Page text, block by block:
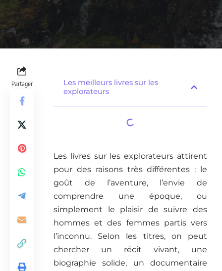
Partager
Les meilleurs livres sur les
explorateurs
Les livres sur les explorateurs attirent
pour des raisons très différentes : le
goût de l’aventure, l’envie de
comprendre une époque, ou
simplement le plaisir de suivre des
hommes et des femmes partis vers
l’inconnu. Selon les titres, on peut
chercher un récit vivant, une
biographie solide, un documentaire